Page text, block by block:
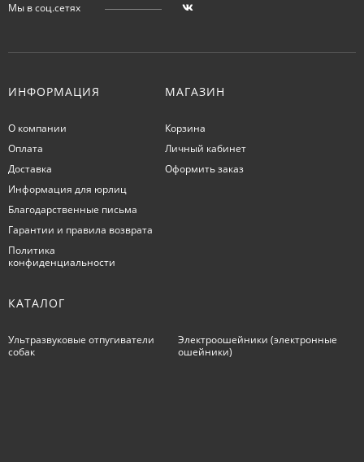
Мы в соц.сетях
ИНФОРМАЦИЯ
О компании
Оплата
Доставка
Информация для юрлиц
Благодарственные письма
Гарантии и правила возврата
Политика
конфиденциальности
МАГАЗИН
Корзина
Личный кабинет
Оформить заказ
КАТАЛОГ
Ультразвуковые отпугиватели
собак
Электроошейники (электронные
ошейники)